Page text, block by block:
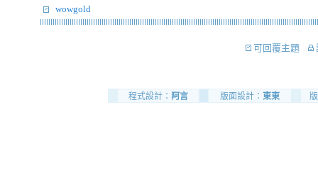
wowgold
可回覆主題
程式設計： 阿言 版面設計： 東東